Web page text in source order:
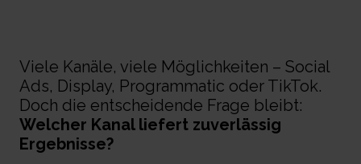
Viele Kanäle, viele Möglichkeiten – Social
Ads, Display, Programmatic oder TikTok.
Doch die entscheidende Frage bleibt:
Welcher Kanal liefert zuverlässig
Ergebnisse?